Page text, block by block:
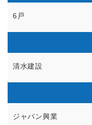
6戸
清水建設
ジャパン興業